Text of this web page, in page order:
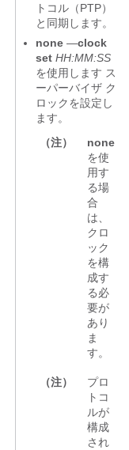
トコル（PTP）
と同期します。
none —clock
set HH:MM:SS
を使用します ス
ーパーバイザ ク
ロックを設定し
ます。
（注）
none
を使
用す
る場
合
は、
クロ
ック
を構
成す
る必
要が
あり
ま
す。
（注）
プロ
トコ
ルが
構成
され